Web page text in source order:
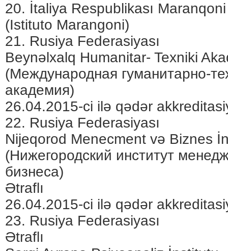
20. İtaliya Respublikası
(Istituto Marangoni)
21. Rusiya Federasiyası
Beynəlxalq Humanitar- Texniki
(Международная гуманитарно-
академия)
26.04.2015-ci ilə qədər
22. Rusiya Federasiyası
Nijeqorod Menecment və Biznes
(Нижегородский институт
бизнеса)
Ətraflı
26.04.2015-ci ilə qədər
23. Rusiya Federasiyası
Ətraflı